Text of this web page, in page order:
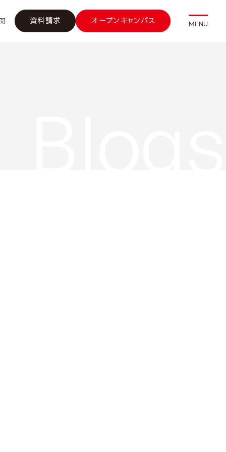
資料請求 オープンキャンパス MENU